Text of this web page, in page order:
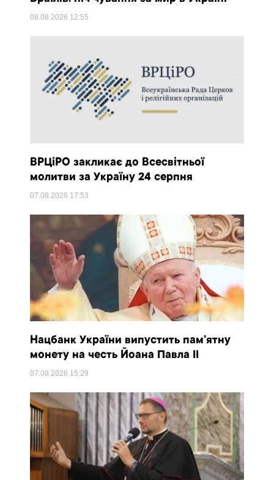
08.08.2026 12:55
ВРЦіРО закликає до Всесвітньої
молитви за Україну 24 серпня
07.08.2026 17:53
Нацбанк України випустить пам’ятну
монету на честь Йоана Павла II
07.08.2026 15:29